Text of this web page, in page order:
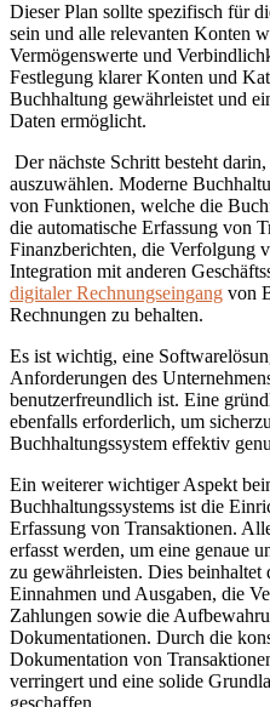
Dieser Plan sollte spezifisch für
sein und alle relevanten Konten
Vermögenswerte und
Festlegung klarer Konten und
Buchhaltung gewährleistet und
Daten ermöglicht.
Der nächste Schritt besteht
auszuwählen. Moderne
von Funktionen, welche die
die automatische Erfassung von
Finanzberichten, die Verfolgung
Integration mit anderen
digitaler Rechnungseingang von
Rechnungen zu behalten.
Es ist wichtig, eine
Anforderungen des
benutzerfreundlich ist. Eine
ebenfalls erforderlich, um
Buchhaltungssystem effektiv
Ein weiterer wichtiger Aspekt
Buchhaltungssystems ist die
Erfassung von Transaktionen.
erfasst werden, um eine genaue
zu gewährleisten. Dies beinhaltet
Einnahmen und Ausgaben, die
Zahlungen sowie die
Dokumentationen. Durch die
Dokumentation von
verringert und eine solide
geschaffen.